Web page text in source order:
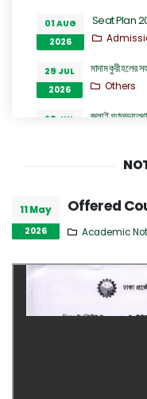
01 AUG
2026
Seat Plan
29 JUL
2026
মাদাম কুরী হলের
Others
29 JUL
জুলাই
সিনিয়র অফিস
28 JUL
ঢাকা প্রকৌশল ও
ইলেকট্রনিক
Others
হল কল
11 May
2026
Offered
Academic